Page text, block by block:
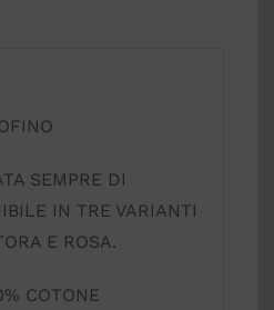
SEMPRE DI
IN TRE VARIANTI
E ROSA.
COTONE